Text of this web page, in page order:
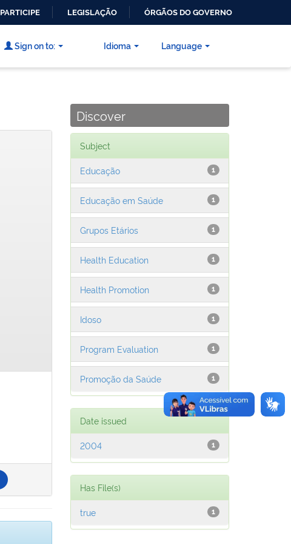
PARTICIPE LEGISLAÇÃO ÓRGÃOS DO GOVERNO
Language
Sign on to: Idioma
Discover
Subject
1
Educação
1
Educação em Saúde
1
Grupos Etários
1
Health Education
1
Health Promotion
1
Idoso
1
Program Evaluation
1
Promoção da Saúde
Date issued
1
2004
Has File(s)
1
true